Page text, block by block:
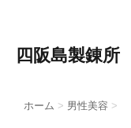
四阪島製錬所
ホーム > 男性美容 >